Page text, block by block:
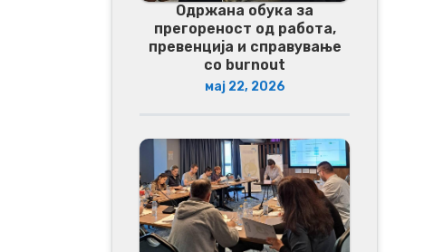
Одржана обука за
прегореност од работа,
превенција и справување
со burnout
мај 22, 2026